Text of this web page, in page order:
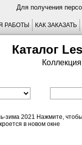
Для получения
РАБОТЫ КАК ЗАКАЗАТЬ
Каталог